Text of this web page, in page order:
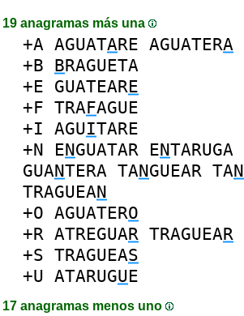
19 anagramas más una
+A AGUATARE AGUATERA
+B BRAGUETA
+E GUATEARE
+F TRAFAGUE
+I AGUITARE
+N ENGUATAR ENTARUGA
GUANTERA TANGUEAR TAN
TRAGUEAN
+O AGUATERO
+R ATREGUAR TRAGUEAR
+S TRAGUEAS
+U ATARUGUE
17 anagramas menos uno